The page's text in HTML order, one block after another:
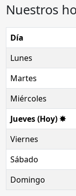
Nuestros
Día
Lunes
Martes
Miércoles
Jueves (Hoy) ✸
Viernes
Sábado
Domingo